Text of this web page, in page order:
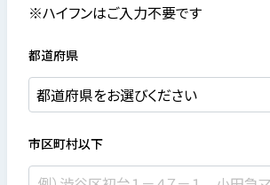
※ハイフンはご入力不要です
都道府県
市区町村以下